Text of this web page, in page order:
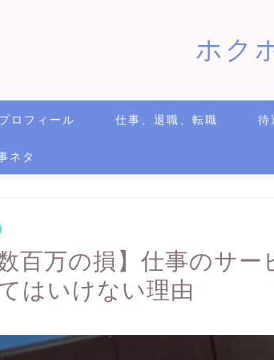
ホク
プロフィール 仕事、退職、転職 待
ネタ
数百万の損】仕事のサ
はいけない理由